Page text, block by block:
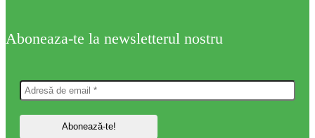
Aboneaza-te la newsletterul nostru